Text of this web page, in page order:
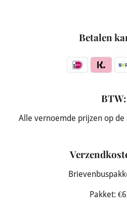
Betalen
BTW:
Alle vernoemde prijzen op de
Pakket: